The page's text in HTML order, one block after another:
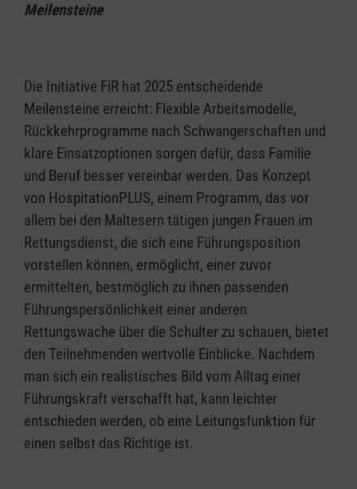
Meilensteine
Die Initiative FiR hat 2025 entscheidende
Meilensteine erreicht: Flexible Arbeitsmodelle,
Rückkehrprogramme nach Schwangerschaften und
klare Einsatzoptionen sorgen dafür, dass Familie
und Beruf besser vereinbar werden. Das Konzept
von HospitationPLUS, einem Programm, das vor
allem bei den Maltesern tätigen jungen Frauen im
Rettungsdienst, die sich eine Führungsposition
vorstellen können, ermöglicht, einer zuvor
ermittelten, bestmöglich zu ihnen passenden
Führungspersönlichkeit einer anderen
Rettungswache über die Schulter zu schauen, bietet
den Teilnehmenden wertvolle Einblicke. Nachdem
man sich ein realistisches Bild vom Alltag einer
Führungskraft verschafft hat, kann leichter
entschieden werden, ob eine Leitungsfunktion für
einen selbst das Richtige ist.